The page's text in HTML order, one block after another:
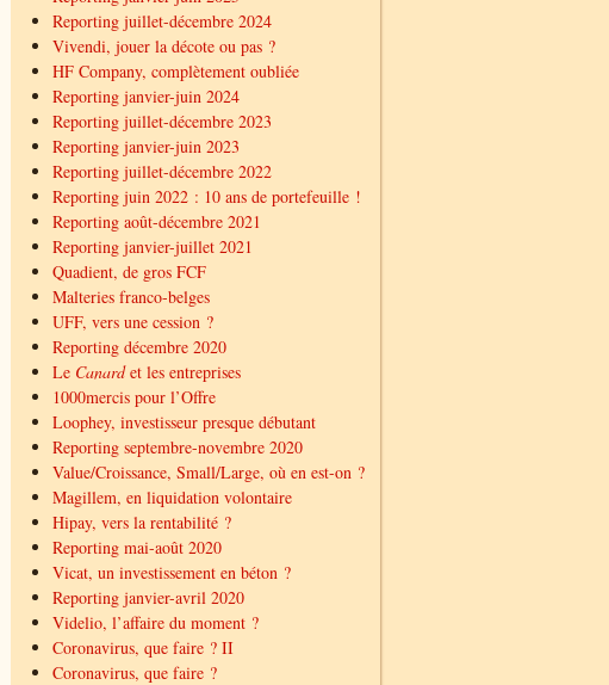
Reporting juillet-décembre 2024
Vivendi, jouer la décote ou pas ?
HF Company, complètement oubliée
Reporting janvier-juin 2024
Reporting juillet-décembre 2023
Reporting janvier-juin 2023
Reporting juillet-décembre 2022
Reporting juin 2022 : 10 ans de portefeuille !
Reporting août-décembre 2021
Reporting janvier-juillet 2021
Quadient, de gros FCF
Malteries franco-belges
UFF, vers une cession ?
Reporting décembre 2020
Le Canardet les entreprises
1000mercis pour l’Offre
Loophey, investisseur presque débutant
Reporting septembre-novembre 2020
Value/Croissance, Small/Large, où en est-on ?
Magillem, en liquidation volontaire
Hipay, vers la rentabilité ?
Reporting mai-août 2020
Vicat, un investissement en béton ?
Reporting janvier-avril 2020
Videlio, l’affaire du moment ?
Coronavirus, que faire ? II
Coronavirus, que faire ?